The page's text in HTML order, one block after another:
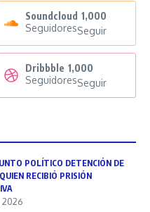
Soundcloud 1,000
SeguidoresSeguir
Dribbble 1,000
SeguidoresSeguir
POLÍTICO DETENCIÓN DE
RECIBIÓ PRISIÓN
2026